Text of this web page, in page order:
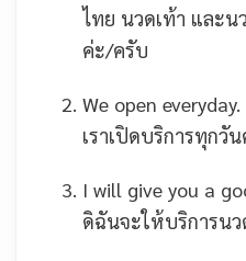
ไทย นวดเท้า และ
ค่ะ/ครับ
We open everyday.
เราเปิดบริการทุกวั
I will give you a
ดิฉันจะให้บริการน